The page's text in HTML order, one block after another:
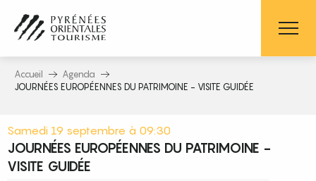
contenu
principal
Accueil
Agenda
JOURNÉES EUROPÉENNES DU PATRIMOINE - VISITE GUIDÉE
Samedi 19 septembre à 09:30
JOURNÉES EUROPÉENNES DU PATRIMOINE -
VISITE GUIDÉE